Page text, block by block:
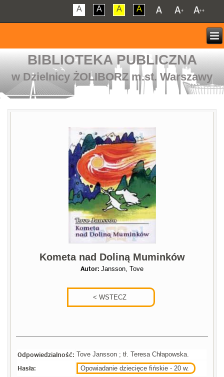
A A A A
BIBLIOTEKA PUBLICZNA
w Dzielnicy ŻOLIBORZ m.st. Warszawy
Kometa nad Doliną Muminków
Autor: Jansson, Tove
Odpowiedzialność: Tove Jansson ; tł. Teresa Chłapowska.
Hasła: Opowiadanie dziecięce fińskie - 20 w.